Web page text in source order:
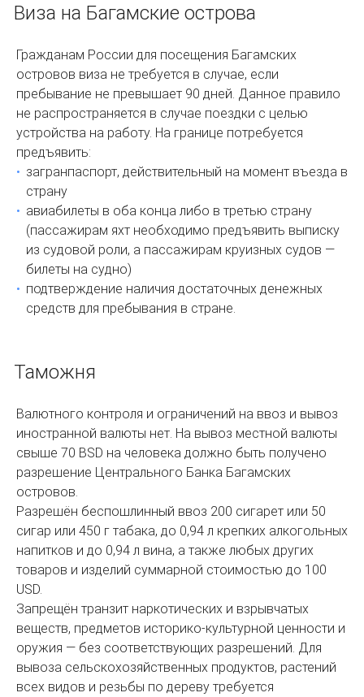
Виза на Багамские острова
Гражданам России для посещения Багамских
островов виза не требуется в случае, если
пребывание не превышает 90 дней. Данное правило
не распространяется в случае поездки с целью
устройства на работу. На границе потребуется
предъявить:
загранпаспорт, действительный на момент въезда в
страну
авиабилеты в оба конца либо в третью страну
(пассажирам яхт необходимо предъявить выписку
из судовой роли, а пассажирам круизных судов —
билеты на судно)
подтверждение наличия достаточных денежных
средств для пребывания в стране.
Таможня
Валютного контроля и ограничений на ввоз и вывоз
иностранной валюты нет. На вывоз местной валюты
свыше 70 BSD на человека должно быть получено
разрешение Центрального Банка Багамских
островов.
Разрешён беспошлинный ввоз 200 сигарет или 50
сигар или 450 г табака, до 0,94 л крепких алкогольных
напитков и до 0,94 л вина, а также любых других
товаров и изделий суммарной стоимостью до 100
USD.
Запрещён транзит наркотических и взрывчатых
веществ, предметов историко-культурной ценности и
оружия — без соответствующих разрешений. Для
вывоза сельскохозяйственных продуктов, растений
всех видов и резьбы по дереву требуется